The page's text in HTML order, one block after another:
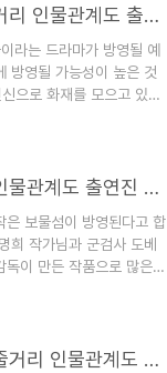
..
니다. 1. 감자연구소 정
는 로맨틱 코미디드라마
방송은 2025년 3월 1일
예정입니다.감자연구소
일, 일요일 오후 9시 20분
방송 횟수는 12부작입니
..
[협상의 기술] 줄거리 인물관계도 출연진 몇부작 등장인물 총정리
라는 드라마가 방영될 예
방영될 가능성이 높은 것
으로 화재를 모으고 있는
는 여자와 졸업을 연출한
부작 기본정보 인물관계
르는 휴먼 오피스 드라마입
방송은 2025년 3월 8일
영예정입니다.협상의 기
일, 일요일 오후 10시
[보물섬] 줄거리 인물관계도 출연진 몇부작 등장인물 총정리
은 보물섬이 방영된다고 합
희 작가님과 군검사 도베
독이 만든 작품으로 많은
형식의 복수극은 어떤 모
1. 보물섬 정보 보물섬 드[그놈은 흑염룡] 줄거리 인물관계도 출연진 몇부작 등장인물 총정리